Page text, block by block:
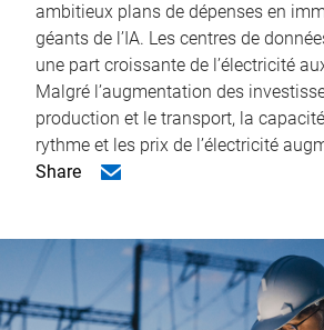
ambitieux plans de dépenses en
géants de l’IA. Les centres de
une part croissante de l’électricité
Malgré l’augmentation des
production et le transport, la
rythme et les prix de l’électricité
Share